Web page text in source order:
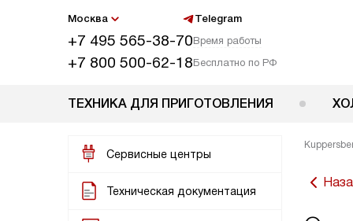
Москва Telegram
+7 495 565-38-70Время работы
+7 800 500-62-18Бесплатно по РФ
ТЕХНИКА ДЛЯ ПРИГОТОВЛЕНИЯ
Сервисные центры
Техническая документация